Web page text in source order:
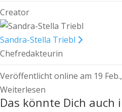
Creator
Sandra-Stella Triebl
Chefredakteurin
Veröffentlicht online am 19
Weiterlesen
Das könnte Dich auch